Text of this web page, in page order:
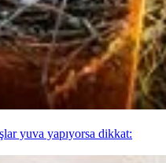
yuva yapıyorsa dikkat: